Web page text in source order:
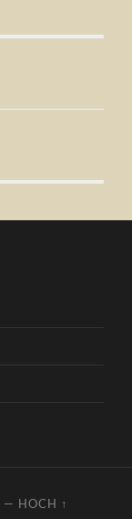
— HOCH ↑